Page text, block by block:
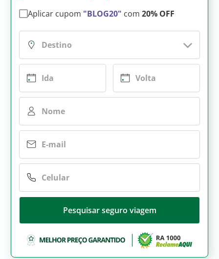
Aplicar cupom "BLOG20" com20% OFF
Pesquisar seguro viagem